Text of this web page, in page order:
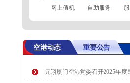
到
航空公司 航班号 到
SC4786
网上值机 自助服务
空港动态 重要公告
元翔厦门空港党委召开2025年度